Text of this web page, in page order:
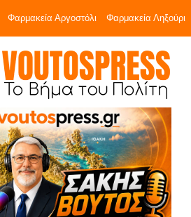
Φαρμακεία Αργοστόλι Φαρμακεία Ληξούρι